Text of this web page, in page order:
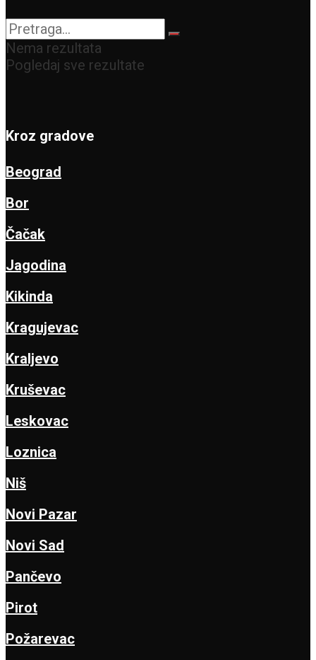
Nema rezultata
Pogledaj sve rezultate
Kroz gradove
Beograd
Bor
Čačak
Jagodina
Kikinda
Kragujevac
Kraljevo
Kruševac
Leskovac
Loznica
Niš
Novi Pazar
Novi Sad
Pančevo
Pirot
Požarevac